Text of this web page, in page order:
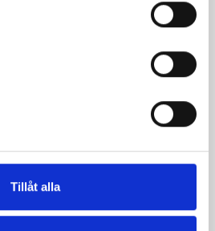
Tillåt alla
Läcker sås till fisk eller